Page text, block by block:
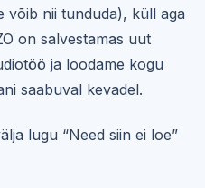
võib nii tunduda), küll aga
on salvestamas uut
ja loodame kogu
saabuval kevadel.
lugu “Need siin ei loe”